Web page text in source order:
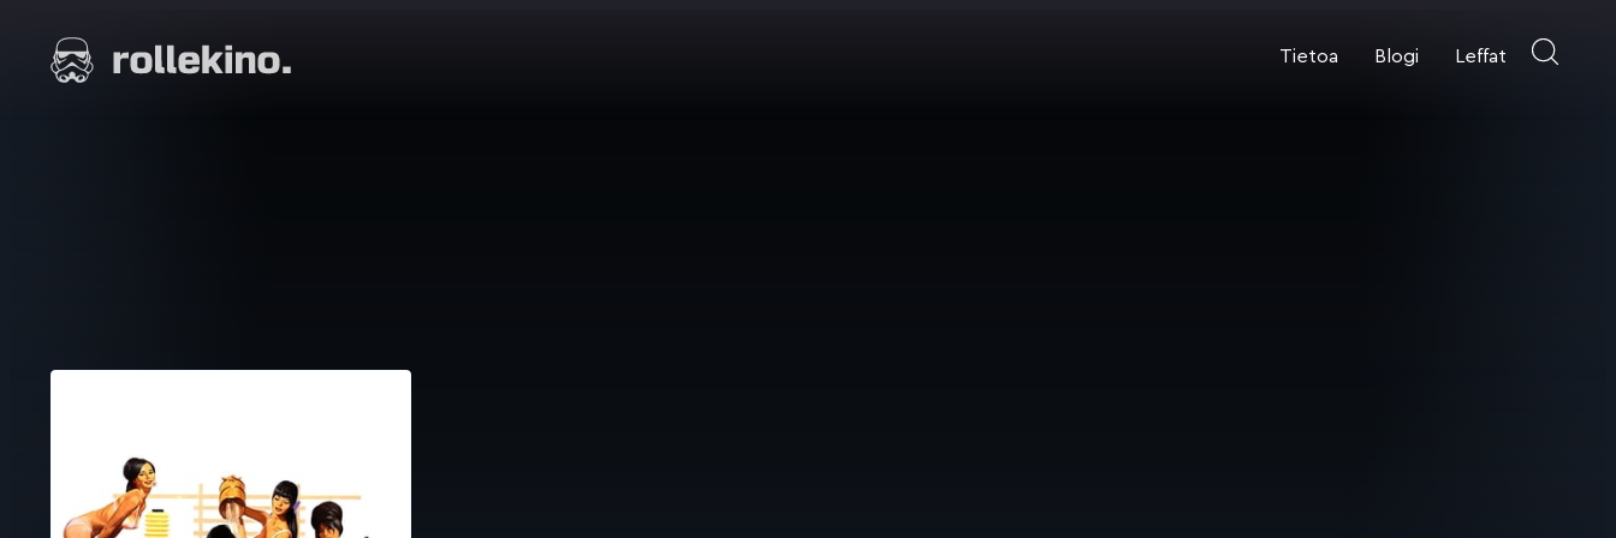
suoraan
sisältöön
Elokuvat ja elokuva-arviot | Rollekino.fi
Tietoa Blogi Leffat